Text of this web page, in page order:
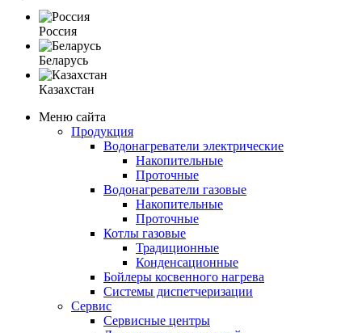
Россия
Беларусь
Казахстан
Меню сайта
Продукция
Водонагреватели электрические
Накопительные
Проточные
Водонагреватели газовые
Накопительные
Проточные
Котлы газовые
Традиционные
Конденсационные
Бойлеры косвенного нагрева
Системы диспетчеризации
Сервис
Сервисные центры